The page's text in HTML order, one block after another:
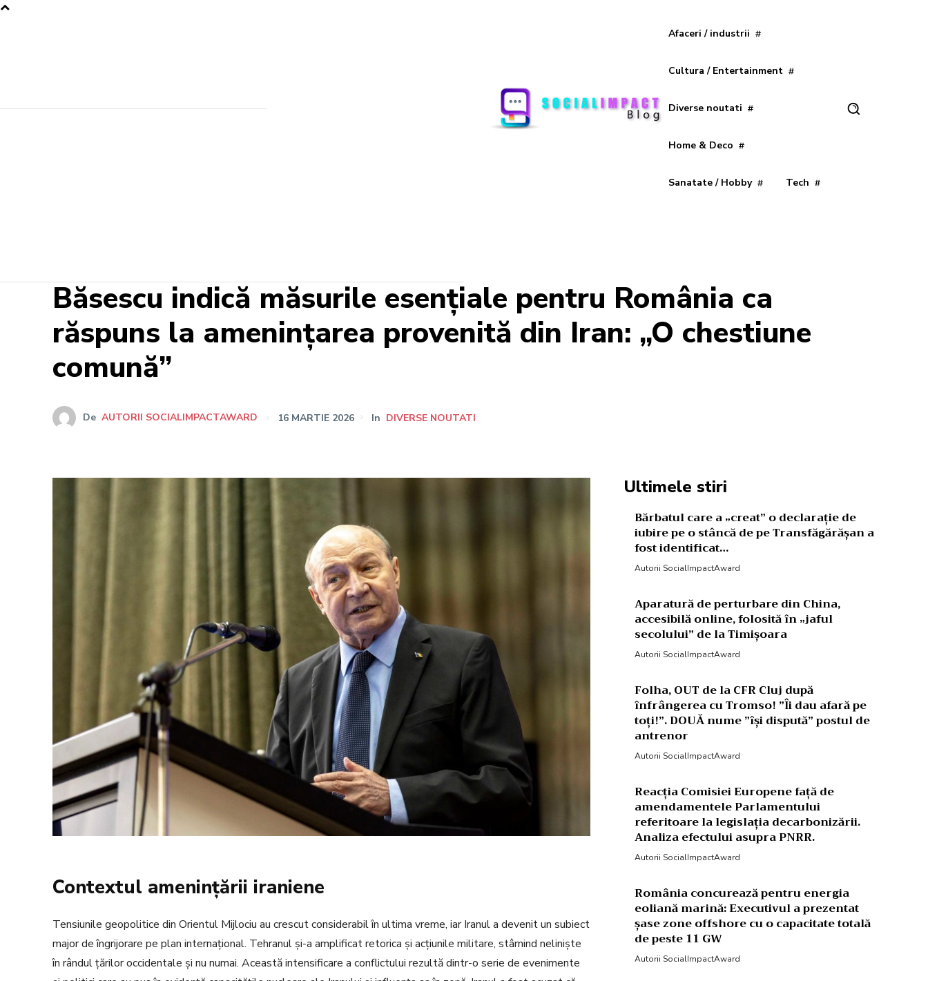
Afaceri / industrii
Cultura / Entertainment
Diverse noutati
Home & Deco
Sanatate / Hobby Tech
Băsescu indică măsurile esențiale pentru România ca
răspuns la amenințarea provenită din Iran: „O chestiune
comună”
De AUTORII SOCIALIMPACTAWARD 16 MARTIE 2026 In DIVERSE NOUTATI
Contextul amenințării iraniene
Tensiunile geopolitice din Orientul Mijlociu au crescut considerabil în ultima vreme, iar Iranul a devenit un subiect
major de îngrijorare pe plan internațional. Tehranul și-a amplificat retorica și acțiunile militare, stârnind neliniște
în rândul țărilor occidentale și nu numai. Această intensificare a conflictului rezultă dintr-o serie de evenimente
Ultimele stiri
Bărbatul care a „creat” o declarație de
iubire pe o stâncă de pe Transfăgărășan a
fost identificat…
Autorii SocialImpactAward
Aparatură de perturbare din China,
accesibilă online, folosită în „jaful
secolului” de la Timișoara
Autorii SocialImpactAward
Folha, OUT de la CFR Cluj după
înfrângerea cu Tromso! ”Îi dau afară pe
toți!”. DOUĂ nume ”își dispută” postul de
antrenor
Autorii SocialImpactAward
Reacția Comisiei Europene față de
amendamentele Parlamentului
referitoare la legislația decarbonizării.
Analiza efectului asupra PNRR.
Autorii SocialImpactAward
România concurează pentru energia
eoliană marină: Executivul a prezentat
șase zone offshore cu o capacitate totală
de peste 11 GW
Autorii SocialImpactAward